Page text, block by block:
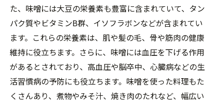
た、味噌には大豆の栄養素も豊富に含まれていて、タン
パク質やビタミンB群、イソフラボンなどが含まれてい
ます。これらの栄養素は、肌や髪の毛、骨や筋肉の健康
維持に役立ちます。さらに、味噌には血圧を下げる作用
があるとされており、高血圧や脳卒中、心臓病などの生
活習慣病の予防にも役立ちます。味噌を使った料理もた
くさんあり、煮物やみそ汁、焼き肉のたれなど、幅広い